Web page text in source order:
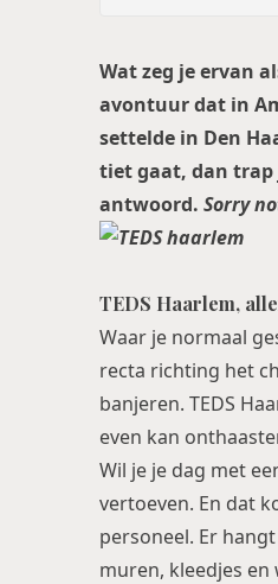
Wat zeg je ervan
avontuur dat in
settelde in Den
tiet gaat, dan trap
antwoord. Sorry
TEDS Haarlem,
Waar je normaal
recta richting het
banjeren. TEDS
even kan
Wil je je dag met
vertoeven. En dat
personeel. Er
muren, kleedjes